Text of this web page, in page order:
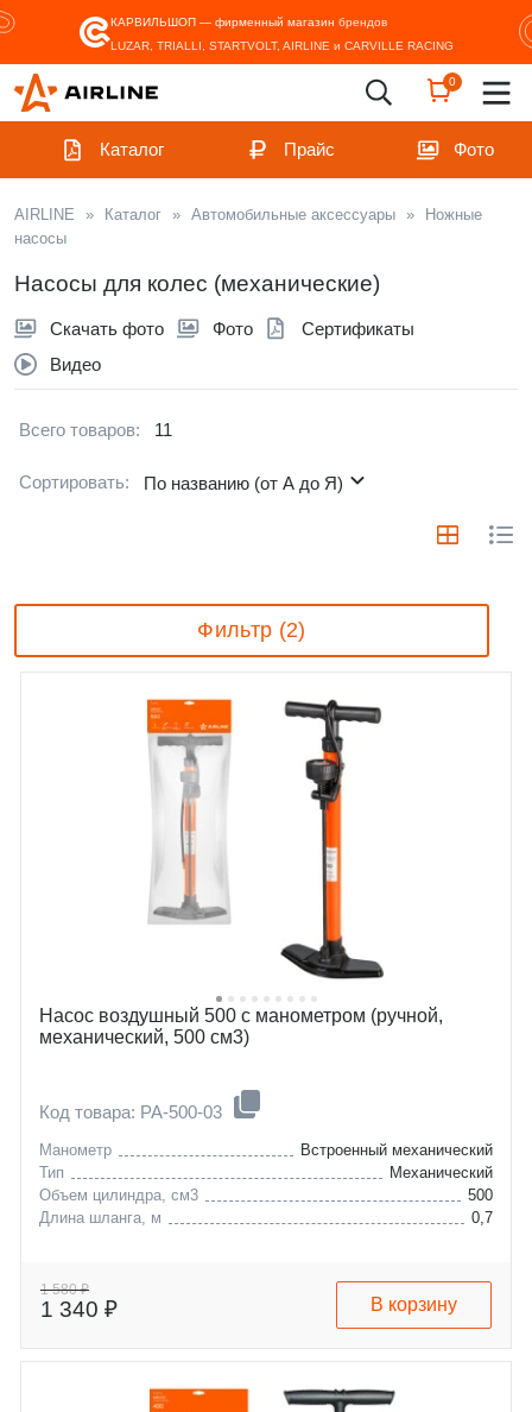
КАРВИЛЬШОП — фирменный магазин брендов
LUZAR, TRIALLI, STARTVOLT, AIRLINE и CARVILLE RACING
0
Каталог Прайс Фото
AIRLINE » Каталог » Автомобильные аксессуары »
Ножные
насосы
Насосы для колес (механические)
Скачать фото Фото
Сертификаты
Видео
Всего товаров: 11
Сортировать: По названию (от А до Я)
Фильтр (2)
Насос воздушный 500 с манометром (ручной,
механический, 500 см3)
Код товара: PA-500-03
Манометр
Встроенный механический
Тип
Механический
Объем цилиндра, см3
500
Длина шланга, м
0,7
1 580 ₽
1 340 ₽ В корзину